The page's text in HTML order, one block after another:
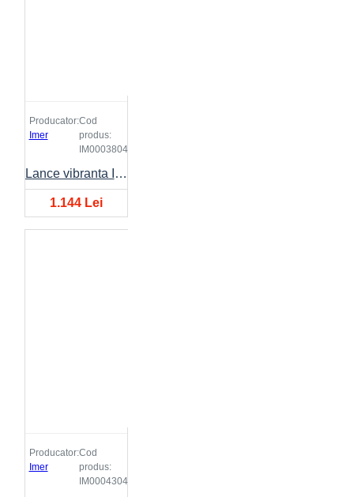
Producator:
Imer
Cod
produs:
IM0003804
Lance vibranta IMER FX Ø38mm, lungime 4 metri
1.144 Lei
Producator:
Imer
Cod
produs:
IM0004304